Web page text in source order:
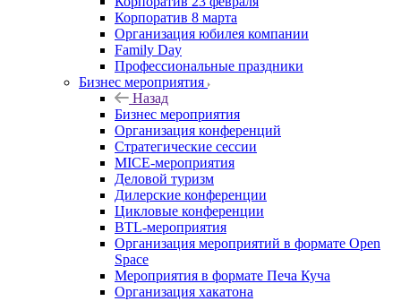
Корпоратив 8 марта
Организация юбилея компании
Family Day
Профессиональные праздники
Бизнес мероприятия
Назад
Бизнес мероприятия
Организация конференций
Стратегические сессии
MICE-мероприятия
Деловой туризм
Дилерские конференции
Цикловые конференции
BTL-мероприятия
Организация мероприятий в формате Open
Space
Мероприятия в формате Печа Куча
Организация хакатона